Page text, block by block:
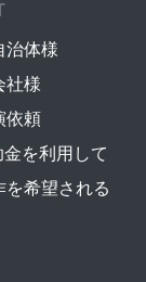
治体様
社様
依頼
金を利用して
を希望される